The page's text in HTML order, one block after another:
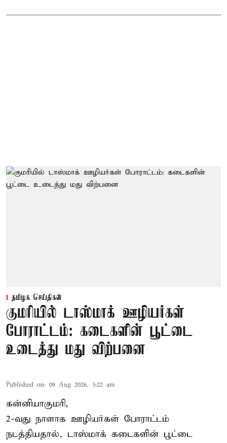
தமிழக செய்திகள்
குமரியில் டாஸ்மாக் ஊழியர்கள்
போராட்டம்: கடைகளின் பூட்டை
உடைத்து மது விற்பனை
Published on: 09 Aug 2026, 3:22 am
கன்னியாகுமரி,
2-வது நாளாக ஊழியர்கள் போராட்டம்
நடத்தியதால், டாஸ்மாக் கடைகளின் பூட்டை